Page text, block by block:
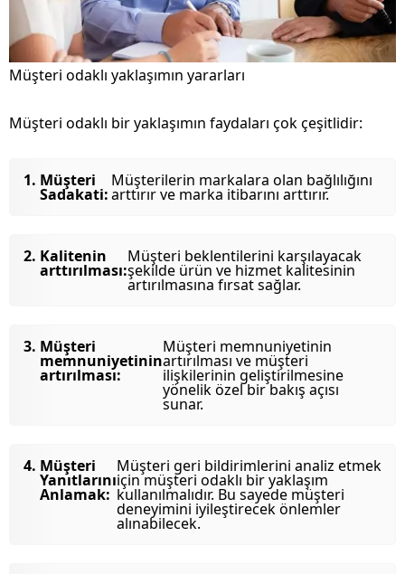
Müşteri odaklı yaklaşımın yararları
Müşteri odaklı bir yaklaşımın faydaları çok çeşitlidir:
Müşteri
Sadakati:
Müşterilerin markalara olan bağlılığını
arttırır ve marka itibarını arttırır.
Kalitenin
arttırılması:
Müşteri beklentilerini karşılayacak
şekilde ürün ve hizmet kalitesinin
artırılmasına fırsat sağlar.
Müşteri
memnuniyetinin
artırılması:
Müşteri memnuniyetinin
artırılması ve müşteri
ilişkilerinin geliştirilmesine
yönelik özel bir bakış açısı
sunar.
Müşteri
Yanıtlarını
Anlamak:
Müşteri geri bildirimlerini analiz etmek
için müşteri odaklı bir yaklaşım
kullanılmalıdır. Bu sayede müşteri
deneyimini iyileştirecek önlemler
alınabilecek.